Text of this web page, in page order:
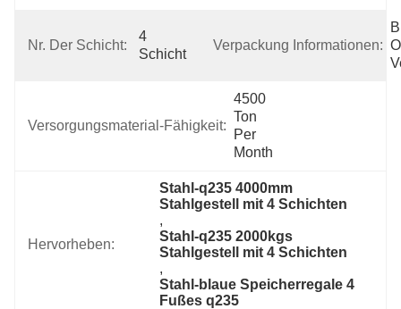
Nr. Der Schicht:
4
Schicht
Verpackung Informationen:
Versorgungsmaterial-Fähigkeit:
4500
Ton
Per
Month
Hervorheben:
Stahl-q235 4000mm
Stahlgestell mit 4 Schichten
,
Stahl-q235 2000kgs
Stahlgestell mit 4 Schichten
,
Stahl-blaue Speicherregale 4
Fußes q235